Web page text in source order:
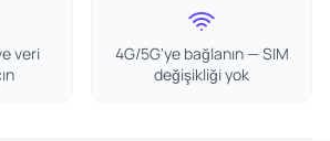
veri
4G/5G'ye bağlanın — SIM
değişikliği yok